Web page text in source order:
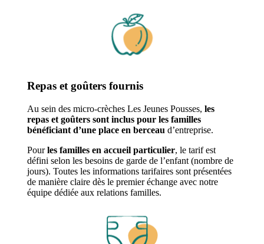
Repas et goûters fournis
Au sein des micro-crèches Les Jeunes Pousses, les
repas et goûters sont inclus pour les familles
bénéficiant d’une place en berceau d’entreprise.
Pourles familles en accueil particulier, le tarif est
défini selon les besoins de garde de l’enfant (nombre de
jours). Toutes les informations tarifaires sont présentées
de manière claire dès le premier échange avec notre
équipe dédiée aux relations familles.